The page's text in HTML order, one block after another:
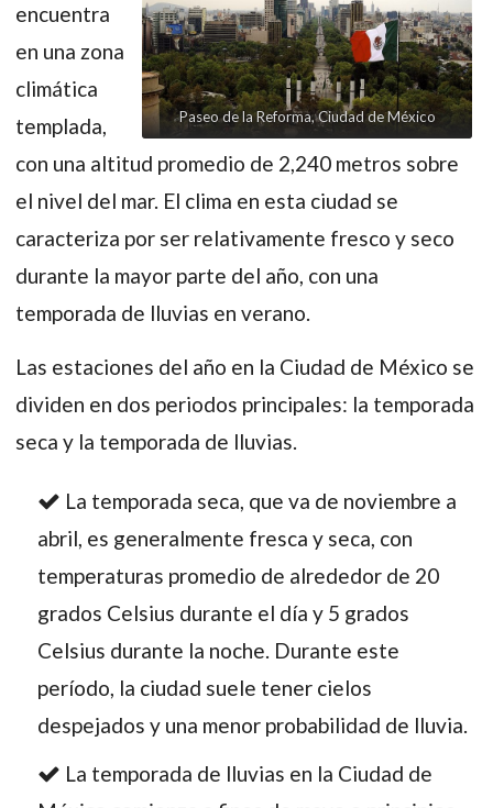
Paseo de la Reforma, Ciudad de México
encuentra
en una zona
climática
templada,
con una altitud promedio de 2,240 metros sobre
el nivel del mar. El clima en esta ciudad se
caracteriza por ser relativamente fresco y seco
durante la mayor parte del año, con una
temporada de lluvias en verano.
Las estaciones del año en la Ciudad de México se
dividen en dos periodos principales: la temporada
seca y la temporada de lluvias.
La temporada seca, que va de noviembre a
abril, es generalmente fresca y seca, con
temperaturas promedio de alrededor de 20
grados Celsius durante el día y 5 grados
Celsius durante la noche. Durante este
período, la ciudad suele tener cielos
despejados y una menor probabilidad de lluvia.
La temporada de lluvias en la Ciudad de